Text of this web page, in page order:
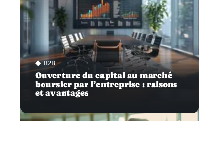
B2B
Ouverture du capital au marché
boursier par l’entreprise : raisons
et avantages